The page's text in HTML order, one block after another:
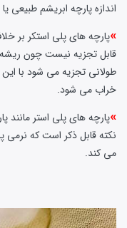
اندازه پارچه ابریشم
»پارچه های پلی استکر بر
قابل تجزیه نیست چون
طولانی تجزیه می شود با
خراب می شود.
»پارچه های پلی استر مانند
نکته قابل ذکر است که نرمی
می کند.